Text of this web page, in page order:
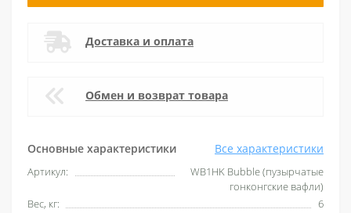
Основные характеристики Все характеристики
Артикул:
WB1HK Bubble (пузырчатые
гонконгские вафли)
Вес, кг:
6
Доставка и оплата
Обмен и возврат товара